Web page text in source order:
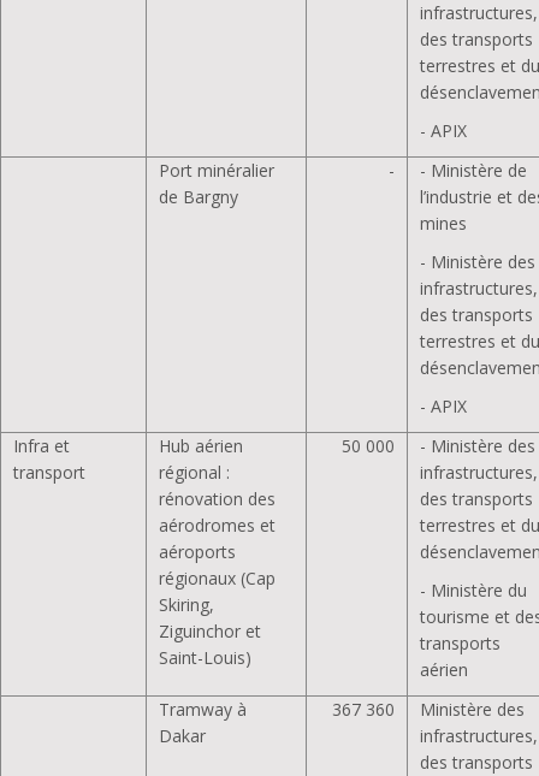
infrastructures,
des transports
terrestres et du
- APIX
Port minéralier
de Bargny
-
- Ministère de
l’industrie et
mines
- Ministère des
infrastructures,
des transports
terrestres et du
- APIX
Infra et
transport
Hub aérien
régional :
rénovation des
aérodromes et
aéroports
régionaux (Cap
Skiring,
Ziguinchor et
Saint-Louis)
50 000
- Ministère des
infrastructures,
des transports
terrestres et du
- Ministère du
tourisme et
transports
aérien
Tramway à
Dakar
367 360
Ministère des
infrastructures,
des transports